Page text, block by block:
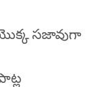
యొక్క సజావుగా